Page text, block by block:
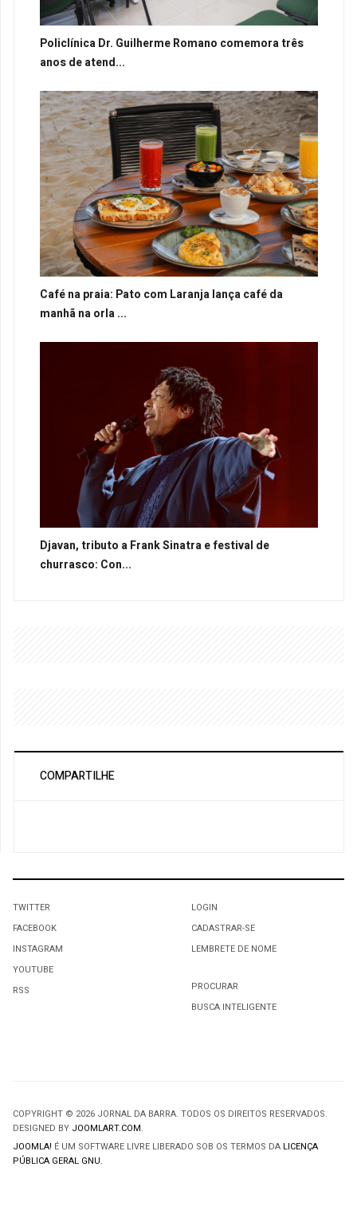
Policlínica Dr. Guilherme Romano comemora três
anos de atend...
Café na praia: Pato com Laranja lança café da
manhã na orla ...
Djavan, tributo a Frank Sinatra e festival de
churrasco: Con...
COMPARTILHE
TWITTER
FACEBOOK
INSTAGRAM
YOUTUBE
RSS
LOGIN
CADASTRAR-SE
LEMBRETE DE NOME
PROCURAR
BUSCA INTELIGENTE
COPYRIGHT © 2026 JORNAL DA BARRA. TODOS OS DIREITOS RESERVADOS.
DESIGNED BY JOOMLART.COM.
JOOMLA! É UM SOFTWARE LIVRE LIBERADO SOB OS TERMOS DA LICENÇA
PÚBLICA GERAL GNU.